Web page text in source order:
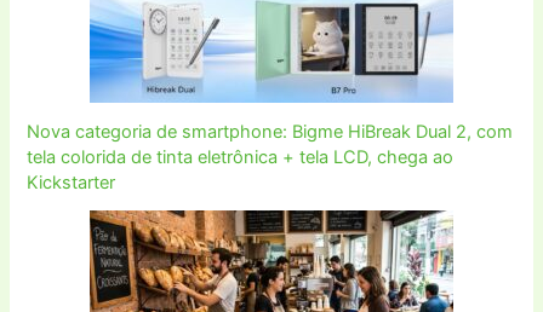
Nova categoria de smartphone: Bigme HiBreak Dual 2, com
tela colorida de tinta eletrônica + tela LCD, chega ao
Kickstarter